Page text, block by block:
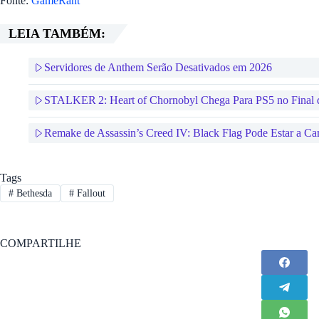
LEIA TAMBÉM:
Servidores de Anthem Serão Desativados em 2026
STALKER 2: Heart of Chornobyl Chega Para PS5 no Final
Remake de Assassin’s Creed IV: Black Flag Pode Estar a
Tags
#Bethesda #Fallout
COMPARTILHE